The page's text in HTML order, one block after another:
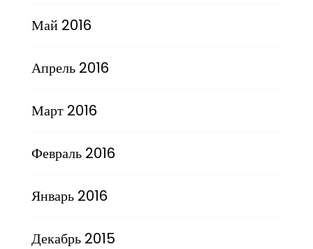
Май 2016
Апрель 2016
Март 2016
Февраль 2016
Январь 2016
Декабрь 2015